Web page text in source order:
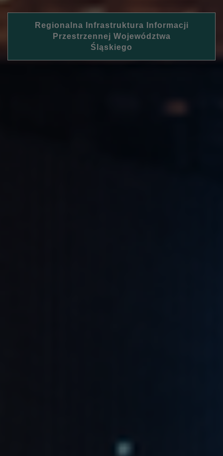
Regionalna Infrastruktura Informacji
Przestrzennej Województwa
Śląskiego